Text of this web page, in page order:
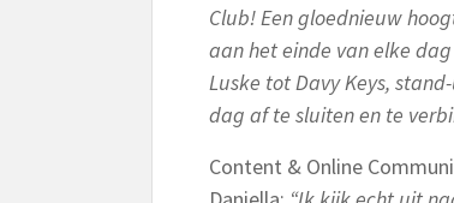
Club! Een gloednieuw
aan het einde van elke
Luske tot Davy Keys,
dag af te sluiten en te
Content & Online